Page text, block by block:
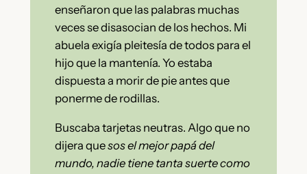
enseñaron que las palabras muchas
veces se disasocian de los hechos. Mi
abuela exigía pleitesía de todos para el
hijo que la mantenía. Yo estaba
dispuesta a morir de pie antes que
ponerme de rodillas.
Buscaba tarjetas neutras. Algo que no
dijera quesos el mejor papá del
mundo, nadie tiene tanta suerte como